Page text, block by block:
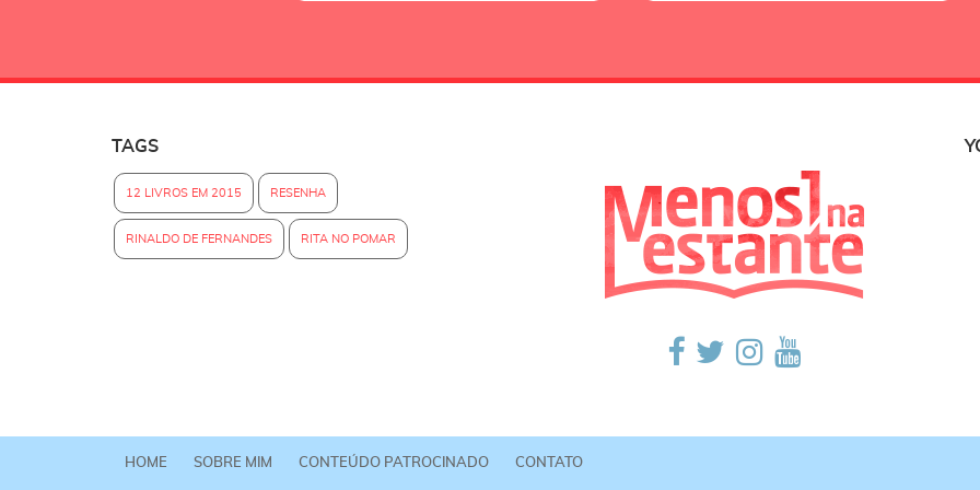
TAGS
12 LIVROS EM 2015 RESENHA
RINALDO DE FERNANDES RITA NO POMAR
HOME SOBRE MIM CONTEÚDO PATROCINADO CONTATO